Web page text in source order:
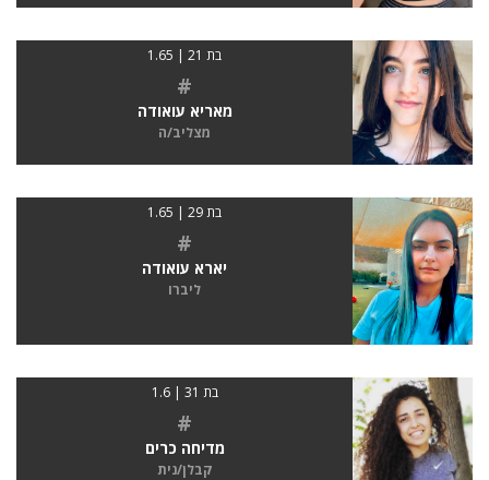
בת 21 | 1.65
#
מאריא עואודה
מצליב/ה
בת 29 | 1.65
#
יארא עואודה
ליברו
בת 31 | 1.6
#
מדיחה כרים
קבלן/נית